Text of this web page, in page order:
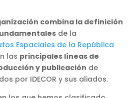
combina la definición
de la
Espaciales de la República
las principales líneas de
y publicación de
por IDECOR y sus aliados.